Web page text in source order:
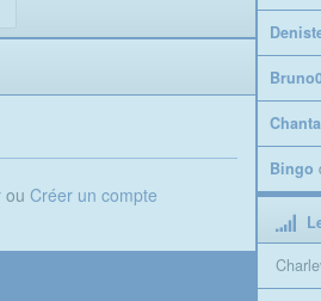
ouCréer un compte
Bingo